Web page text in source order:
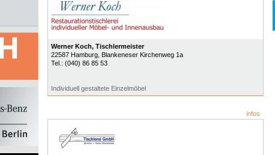
Werner Koch, Tischlermeister
22587 Hamburg, Blankeneser Kirchenweg 1a
Tel.: (040) 86 85 53
Individuell gestaltete Einzelmöbel
infos